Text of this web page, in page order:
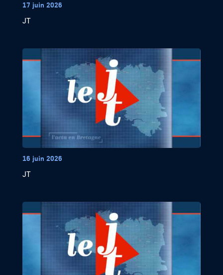
17 juin 2026
JT
16 juin 2026
JT